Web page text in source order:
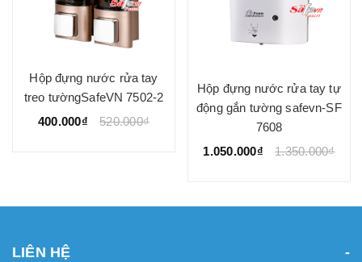
Hộp đựng nước rửa tay
treo tườngSafeVN 7502-2
400.000₫
520.000₫
Hộp đựng nước rửa tay tự
động gắn tường safevn-SF
7608
1.050.000₫
1.350.000₫
LIÊN HỆ